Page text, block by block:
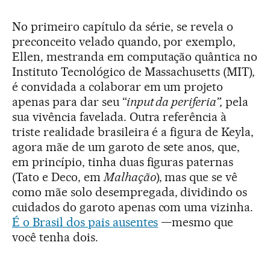
No primeiro capítulo da série, se revela o
preconceito velado quando, por exemplo,
Ellen, mestranda em computação quântica no
Instituto Tecnológico de Massachusetts (MIT),
é convidada a colaborar em um projeto
apenas para dar seu “input da periferia”,pela
sua vivência favelada. Outra referência à
triste realidade brasileira é a figura de Keyla,
agora mãe de um garoto de sete anos, que,
em princípio, tinha duas figuras paternas
(Tato e Deco, emMalhação), mas que se vê
como mãe solo desempregada, dividindo os
cuidados do garoto apenas com uma vizinha.
É o Brasil dos pais ausentes —mesmo que
você tenha dois.